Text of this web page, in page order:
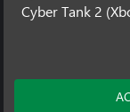
Cyber Tank 2